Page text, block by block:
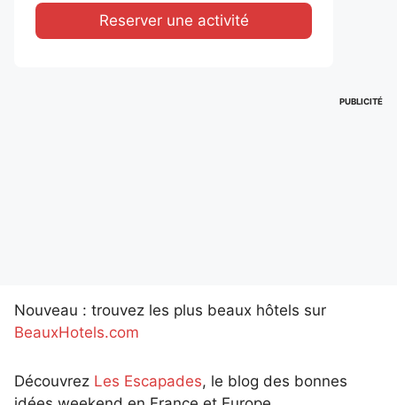
Reserver une activité
PUBLICITÉ
Nouveau : trouvez les plus beaux hôtels sur
BeauxHotels.com
Découvrez Les Escapades, le blog des bonnes